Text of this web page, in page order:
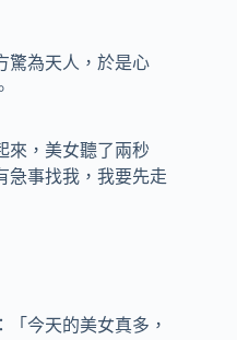
驚為天人，於是心
來，美女聽了兩秒
急事找我，我要先走
今天的美女真多，